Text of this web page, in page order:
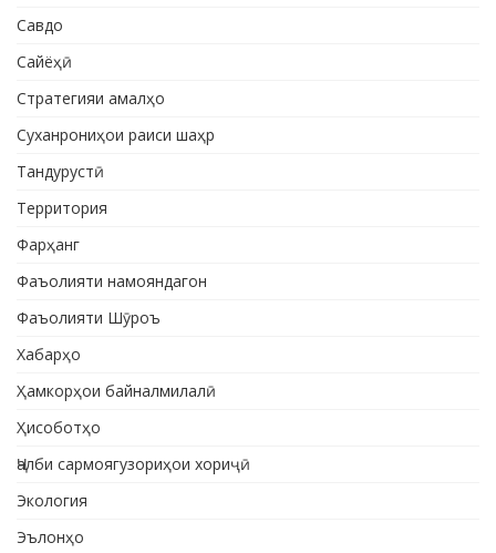
Савдо
Сайёҳӣ
Стратегияи амалҳо
Суханрониҳои раиси шаҳр
Тандурустӣ
Территория
Фарҳанг
Фаъолияти намояндагон
Фаъолияти Шӯроъ
Хабарҳо
Ҳамкорҳои байналмилалӣ
Ҳисоботҳо
Ҷалби сармоягузориҳои хориҷӣ
Экология
Эълонҳо